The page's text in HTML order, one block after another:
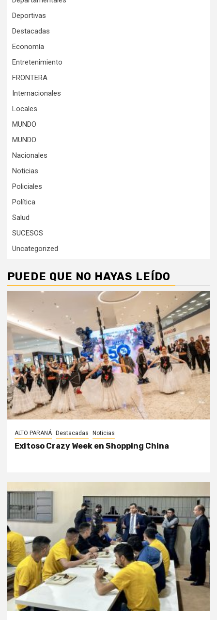
Deportivas
Destacadas
Economía
Entretenimiento
FRONTERA
Internacionales
Locales
MUNDO
MUNDO
Nacionales
Noticias
Policiales
Política
Salud
SUCESOS
Uncategorized
PUEDE QUE NO HAYAS LEÍDO
ALTO PARANÁ Destacadas Noticias
Exitoso Crazy Week en Shopping China